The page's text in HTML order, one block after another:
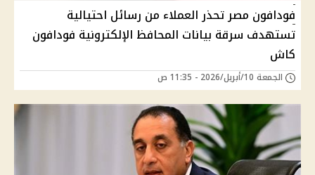
فودافون مصر تحذر العملاء من رسائل احتيالية
تستهدف سرقة بيانات المحافظ الإلكترونية فودافون
كاش
الجمعة 10/أبريل/2026 - 11:35 ص